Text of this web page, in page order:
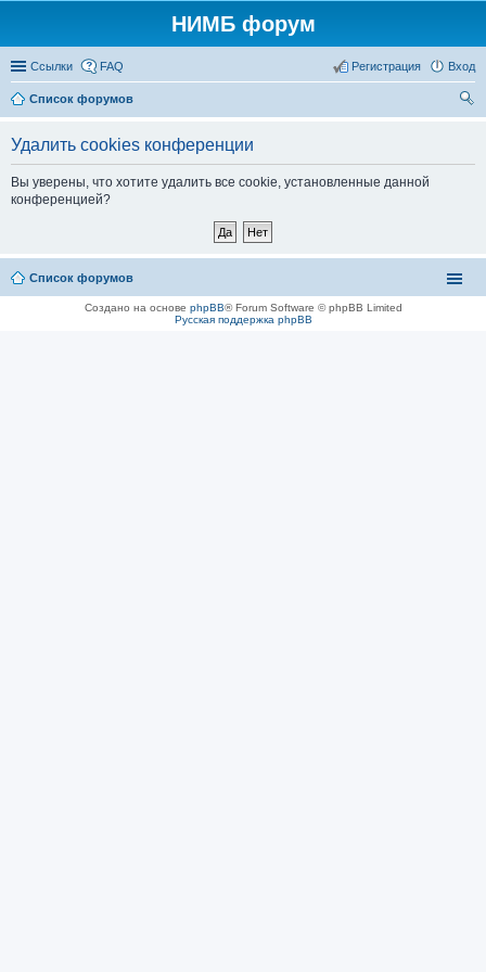
НИМБ форум
Ссылки FAQ Вход
Регистрация
Список форумов
Удалить cookies конференции
Вы уверены, что хотите удалить все cookie, установленные данной
конференцией?
Список форумов
Создано на основе phpBB® Forum Software © phpBB Limited
Русская поддержка phpBB